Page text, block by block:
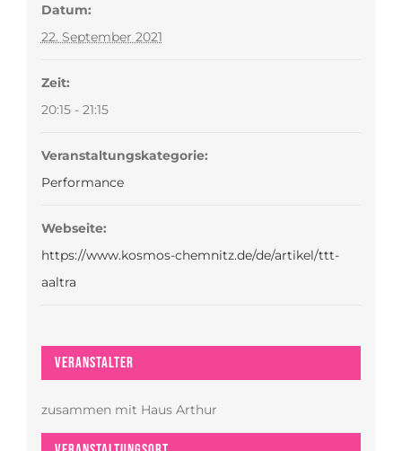
Datum:
22. September 2021
Zeit:
20:15 - 21:15
Veranstaltungskategorie:
Performance
Webseite:
https://www.kosmos-chemnitz.de/de/artikel/ttt-
aaltra
Veranstalter
zusammen mit Haus Arthur